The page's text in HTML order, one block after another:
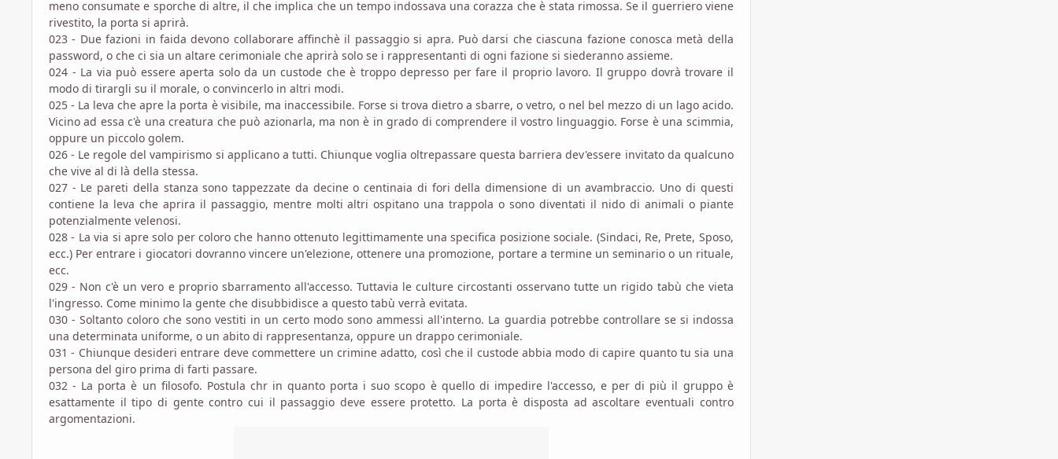
meno consumate e sporche di altre, il che implica che un tempo indossava una corazza che è stata rimossa. Se il guerriero viene
rivestito, la porta si aprirà.
023 - Due fazioni in faida devono collaborare affinchè il passaggio si apra. Può darsi che ciascuna fazione conosca metà della
password, o che ci sia un altare cerimoniale che aprirà solo se i rappresentanti di ogni fazione si siederanno assieme.
024 - La via può essere aperta solo da un custode che è troppo depresso per fare il proprio lavoro. Il gruppo dovrà trovare il
modo di tirargli su il morale, o convincerlo in altri modi.
025 - La leva che apre la porta è visibile, ma inaccessibile. Forse si trova dietro a sbarre, o vetro, o nel bel mezzo di un lago acido.
Vicino ad essa c'è una creatura che può azionarla, ma non è in grado di comprendere il vostro linguaggio. Forse è una scimmia,
oppure un piccolo golem.
026 - Le regole del vampirismo si applicano a tutti. Chiunque voglia oltrepassare questa barriera dev'essere invitato da qualcuno
che vive al di là della stessa.
027 - Le pareti della stanza sono tappezzate da decine o centinaia di fori della dimensione di un avambraccio. Uno di questi
contiene la leva che aprira il passaggio, mentre molti altri ospitano una trappola o sono diventati il nido di animali o piante
potenzialmente velenosi.
028 - La via si apre solo per coloro che hanno ottenuto legittimamente una specifica posizione sociale. (Sindaci, Re, Prete, Sposo,
ecc.) Per entrare i giocatori dovranno vincere un'elezione, ottenere una promozione, portare a termine un seminario o un rituale,
ecc.
029 - Non c'è un vero e proprio sbarramento all'accesso. Tuttavia le culture circostanti osservano tutte un rigido tabù che vieta
l'ingresso. Come minimo la gente che disubbidisce a questo tabù verrà evitata.
030 - Soltanto coloro che sono vestiti in un certo modo sono ammessi all'interno. La guardia potrebbe controllare se si indossa
una determinata uniforme, o un abito di rappresentanza, oppure un drappo cerimoniale.
031 - Chiunque desideri entrare deve commettere un crimine adatto, così che il custode abbia modo di capire quanto tu sia una
persona del giro prima di farti passare.
032 - La porta è un filosofo. Postula chr in quanto porta i suo scopo è quello di impedire l'accesso, e per di più il gruppo è
esattamente il tipo di gente contro cui il passaggio deve essere protetto. La porta è disposta ad ascoltare eventuali contro
argomentazioni.